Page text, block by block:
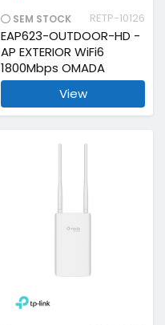
SEM STOCK RETP-10126
EAP623-OUTDOOR-HD -
AP EXTERIOR WiFi6
1800Mbps OMADA
View